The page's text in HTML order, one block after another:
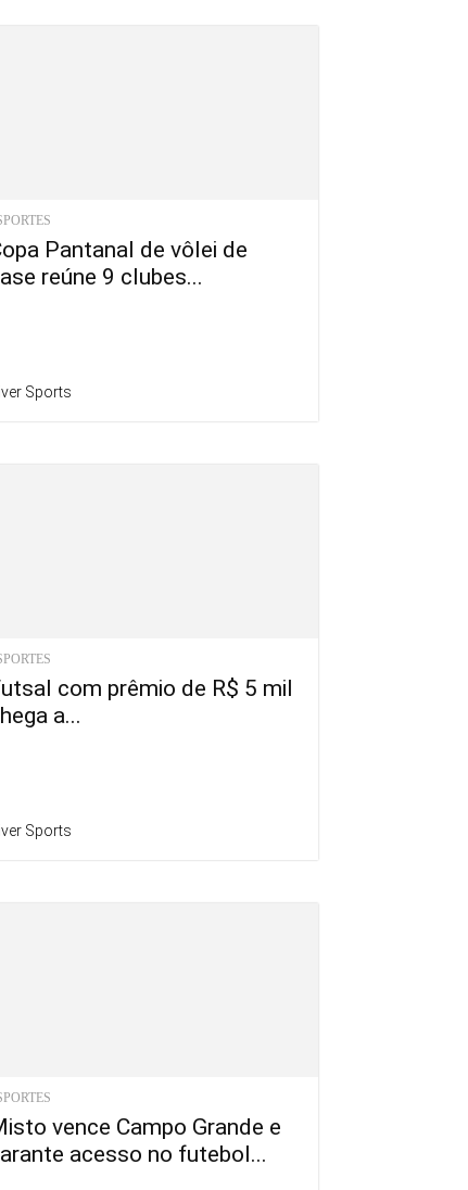
Pantanal de vôlei de
reúne 9 clubes...
Sports
com prêmio de R$ 5 mil
a...
Sports
vence Campo Grande e
acesso no futebol...